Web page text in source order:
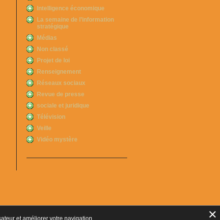
Intelligence économique
La semaine de l’information
stratégique
Médias
Non classé
Projet de loi
Renseignement
Réseaux sociaux
Revue de presse
sociale et juridique
Télévision
Veille
Vidéo mystère
et améliorer votre navigation. ×